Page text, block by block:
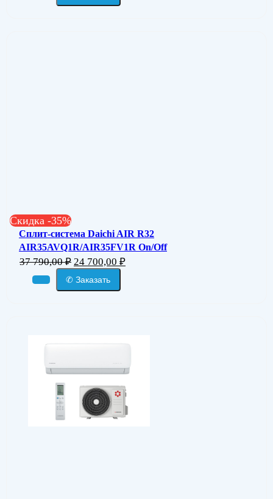
Скидка -35%
Сплит-система Daichi AIR R32
AIR35AVQ1R/AIR35FV1R On/Off
37 790,00₽ 24 700,00 ₽
✆ Заказать